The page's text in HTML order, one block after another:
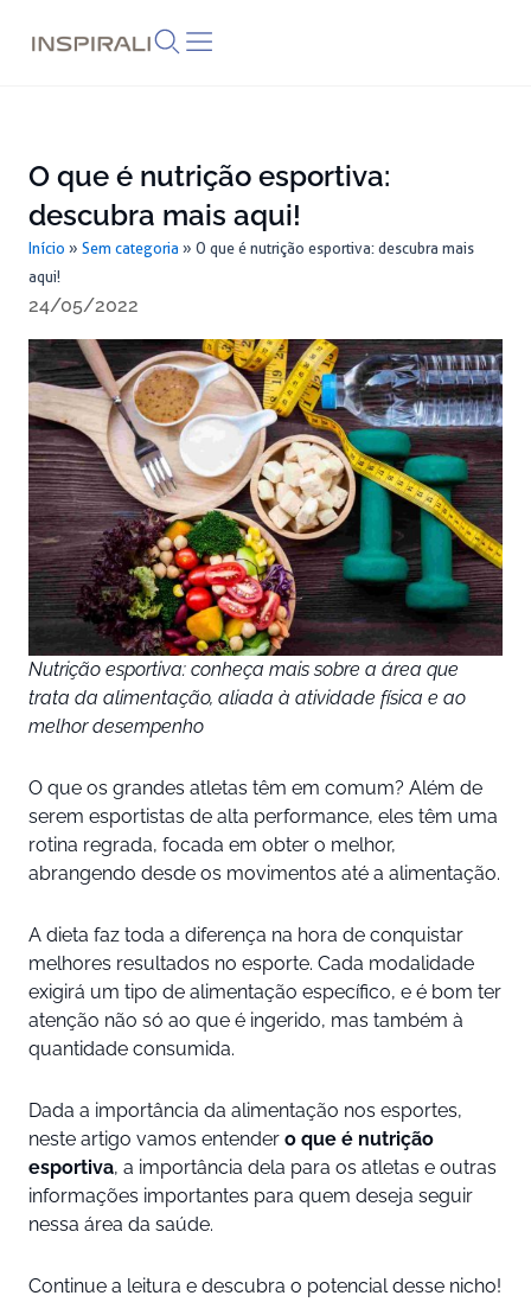
O que é nutrição esportiva:
descubra mais aqui!
Início » Sem categoria » O que é nutrição esportiva: descubra mais
aqui!
24/05/2022
Nutrição esportiva: conheça mais sobre a área que
trata da alimentação, aliada à atividade física e ao
melhor desempenho
O que os grandes atletas têm em comum? Além de
serem esportistas de alta performance, eles têm uma
rotina regrada, focada em obter o melhor,
abrangendo desde os movimentos até a alimentação.
A dieta faz toda a diferença na hora de conquistar
melhores resultados no esporte. Cada modalidade
exigirá um tipo de alimentação específico, e é bom ter
atenção não só ao que é ingerido, mas também à
quantidade consumida.
Dada a importância da alimentação nos esportes,
neste artigo vamos entender o que é nutrição
esportiva, a importância dela para os atletas e outras
informações importantes para quem deseja seguir
nessa área da saúde.
Continue a leitura e descubra o potencial desse nicho!